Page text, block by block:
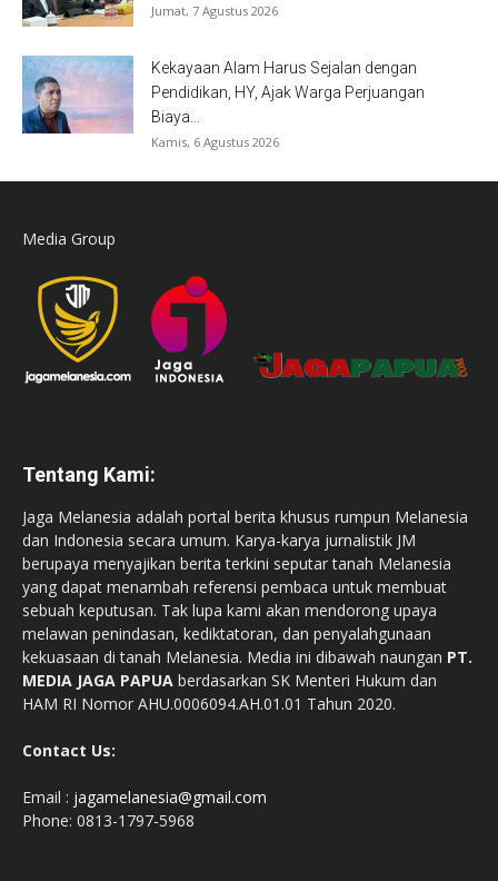
Jumat, 7 Agustus 2026
Kekayaan Alam Harus Sejalan dengan
Pendidikan, HY, Ajak Warga Perjuangan
Biaya...
Kamis, 6 Agustus 2026
Media Group
Tentang Kami:
Jaga Melanesia adalah portal berita khusus rumpun Melanesia
dan Indonesia secara umum. Karya-karya jurnalistik JM
berupaya menyajikan berita terkini seputar tanah Melanesia
yang dapat menambah referensi pembaca untuk membuat
sebuah keputusan. Tak lupa kami akan mendorong upaya
melawan penindasan, kediktatoran, dan penyalahgunaan
kekuasaan di tanah Melanesia. Media ini dibawah naungan PT.
MEDIA JAGA PAPUA berdasarkan SK Menteri Hukum dan
HAM RI Nomor AHU.0006094.AH.01.01 Tahun 2020.
Contact Us:
Email : jagamelanesia@gmail.com
Phone: 0813-1797-5968